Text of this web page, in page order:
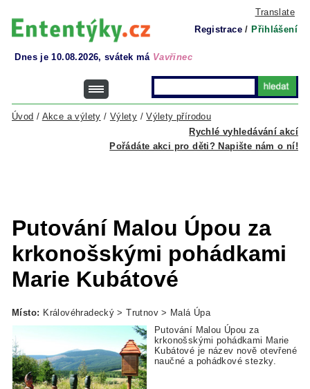
Translate
Registrace / Přihlášení
Dnes je 10.08.2026, svátek má Vavřinec
Rychlé vyhledávání akcí
Úvod / Akce a výlety / Výlety /Výlety přírodou
Pořádáte akci pro děti? Napište nám o ní!
Putování Malou Úpou za
krkonošskými pohádkami
Marie Kubátové
Místo: Královéhradecký > Trutnov > Malá Úpa
Putování Malou Úpou za
krkonošskými pohádkami Marie
Kubátové je název nově otevřené
naučné a pohádkové stezky.